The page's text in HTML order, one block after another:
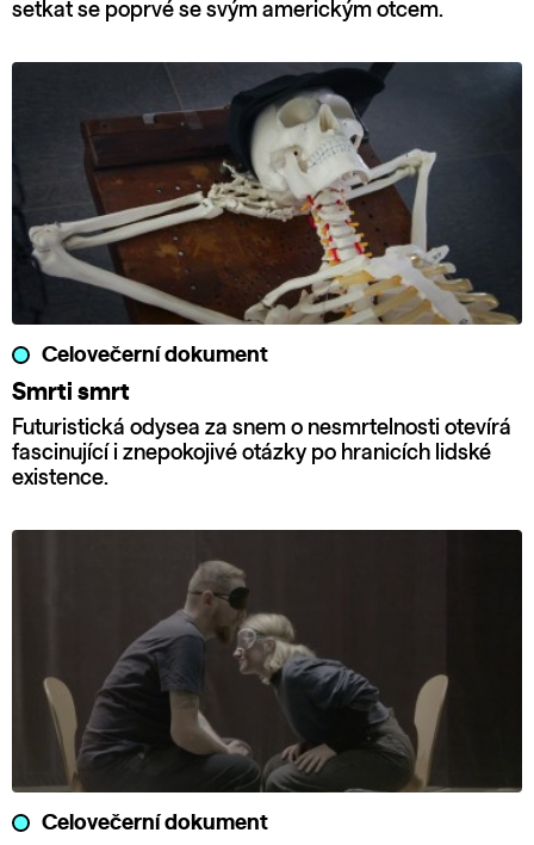
setkat se poprvé se svým americkým otcem.
Celovečerní dokument
Smrti smrt
Futuristická odysea za snem o nesmrtelnosti otevírá
fascinující i znepokojivé otázky po hranicích lidské
existence.
Celovečerní dokument